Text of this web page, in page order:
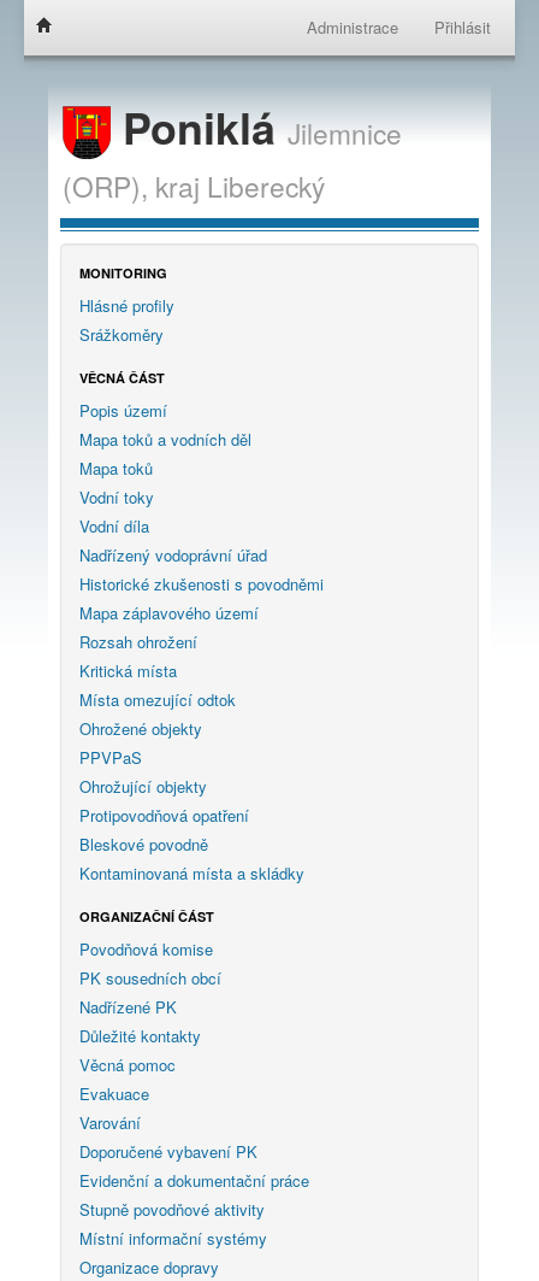
Administrace Přihlásit
PonikláJilemnice
(ORP), kraj Liberecký
MONITORING
Hlásné profily
Srážkoměry
VĚCNÁ ČÁST
Popis území
Mapa toků a vodních děl
Mapa toků
Vodní toky
Vodní díla
Nadřízený vodoprávní úřad
Historické zkušenosti s povodněmi
Mapa záplavového území
Rozsah ohrožení
Kritická místa
Místa omezující odtok
Ohrožené objekty
PPVPaS
Ohrožující objekty
Protipovodňová opatření
Bleskové povodně
Kontaminovaná místa a skládky
ORGANIZAČNÍ ČÁST
Povodňová komise
PK sousedních obcí
Nadřízené PK
Důležité kontakty
Věcná pomoc
Evakuace
Varování
Doporučené vybavení PK
Evidenční a dokumentační práce
Stupně povodňové aktivity
Místní informační systémy
Organizace dopravy